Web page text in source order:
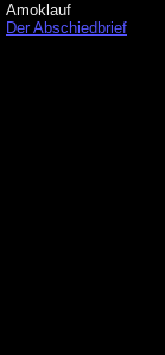
Amoklauf
Der Abschiedbrief